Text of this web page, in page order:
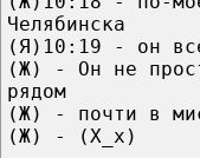
Челябинска
(Я)10:19 - он
(Ж) - Он не
рядом
(Ж) - почти в
(Ж) - (Х_х)